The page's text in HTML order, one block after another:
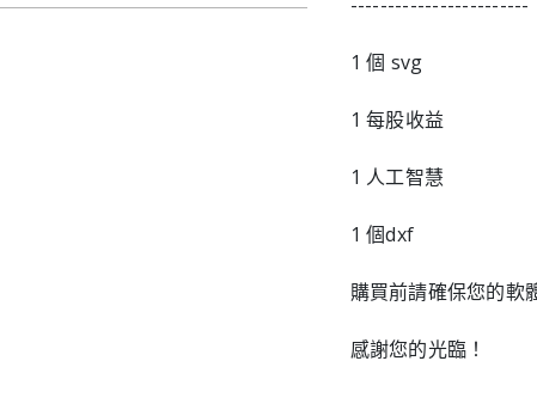
1 個 svg
1 每股收益
1 人工智慧
1 個dxf
購買前請確保您的軟
感謝您的光臨！